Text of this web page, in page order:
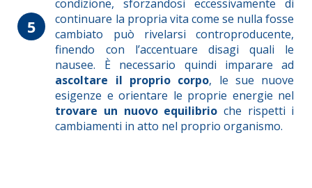
5
condizione, sforzandosi eccessivamente di
continuare la propria vita come se nulla fosse
cambiato può rivelarsi controproducente,
finendo con l’accentuare disagi quali le
nausee. È necessario quindi imparare ad
ascoltare il proprio corpo, le sue nuove
esigenze e orientare le proprie energie nel
trovare un nuovo equilibrio che rispetti i
cambiamenti in atto nel proprio organismo.